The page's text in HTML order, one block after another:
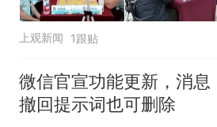
上观新闻 1跟贴
微信官宣功能更新，消息
撤回提示词也可删除